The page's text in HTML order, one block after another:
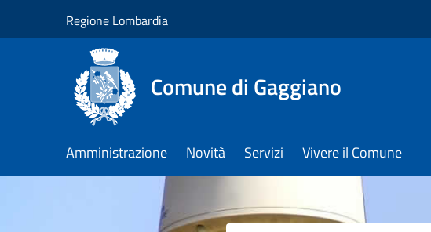
Regione Lombardia
Comune di Gaggiano
Amministrazione Novità Servizi Vivere il Comune